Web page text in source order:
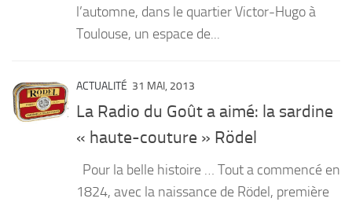
l’automne, dans le quartier Victor-Hugo à
Toulouse, un espace de...
ACTUALITÉ 31 MAI, 2013
La Radio du Goût a aimé: la sardine
« haute-couture » Rödel
Pour la belle histoire … Tout a commencé en
1824, avec la naissance de Rödel, première